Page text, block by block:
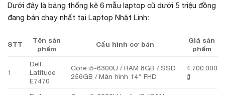
Dưới đây là bảng thống kê 6 mẫu laptop cũ dưới 5 triệu đồng
đang bán chạy nhất tại Laptop Nhật Linh:
STT
Tên sản
phẩm
Cấu hình cơ bản
Giá sản
phẩm
1
Dell
Latitude
E7470
Core i5-6300U / RAM 8GB / SSD
256GB / Màn hình 14″ FHD
4.700.000
₫